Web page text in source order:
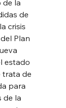
de la
de
crisis
Plan
estado
trata de
para
de la